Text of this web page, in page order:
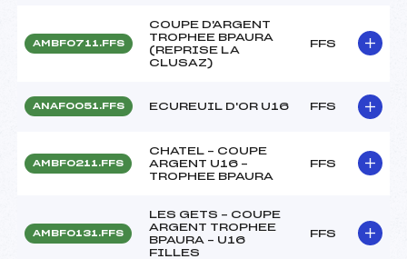
AMBF0711.FFS
COUPE D'ARGENT
TROPHEE BPAURA
(REPRISE LA
CLUSAZ)
FFS
ANAF0051.FFS ECUREUIL D'OR U16 FFS
AMBF0211.FFS
CHATEL – COUPE
ARGENT U16 –
TROPHEE BPAURA
FFS
AMBF0131.FFS
LES GETS – COUPE
ARGENT TROPHEE
BPAURA – U16
FILLES
FFS